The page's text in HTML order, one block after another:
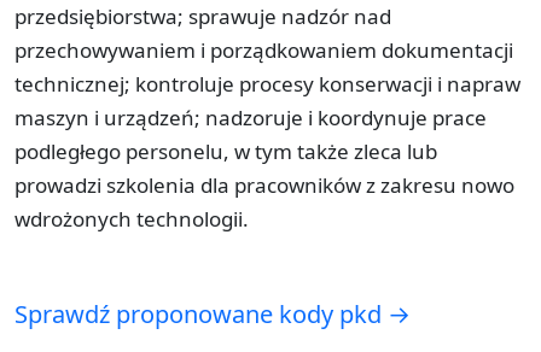
przedsiębiorstwa; sprawuje nadzór nad
przechowywaniem i porządkowaniem dokumentacji
technicznej; kontroluje procesy konserwacji i napraw
maszyn i urządzeń; nadzoruje i koordynuje prace
podległego personelu, w tym także zleca lub
prowadzi szkolenia dla pracowników z zakresu nowo
wdrożonych technologii.
Sprawdź proponowane kody pkd →